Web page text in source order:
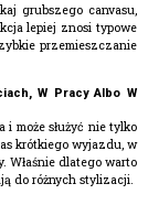
grubszego canvasu,
lepiej znosi typowe
przemieszczanie
W Pracy Albo W
i może służyć nie tylko
krótkiego wyjazdu, w
Właśnie dlatego warto
do różnych stylizacji.